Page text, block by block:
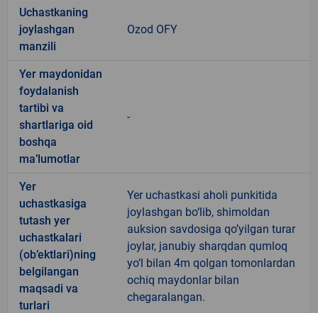
Uchastkaning
joylashgan
manzili
Ozod OFY
Yer maydonidan
foydalanish
tartibi va
shartlariga oid
boshqa
ma’lumotlar
-
Yer
uchastkasiga
tutash yer
uchastkalari
(ob’ektlari)ning
belgilangan
maqsadi va
turlari
Yer uchastkasi aholi punkitida
joylashgan bo‘lib, shimoldan
auksion savdosiga qo’yilgan turar
joylar, janubiy sharqdan qumloq
yo‘l bilan 4m qolgan tomonlardan
ochiq maydonlar bilan
chegaralangan.